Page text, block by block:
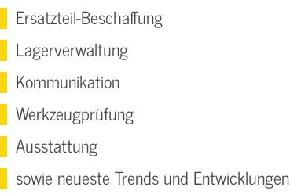
Ersatzteil-Beschaffung
Lagerverwaltung
Kommunikation
Werkzeugprüfung
Ausstattung
sowie neueste Trends und Entwicklungen